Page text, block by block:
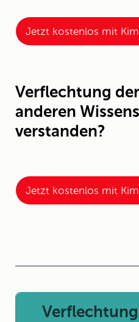
Jetzt kostenlos mit
Verflechtung
anderen
verstanden?
Jetzt kostenlos mit